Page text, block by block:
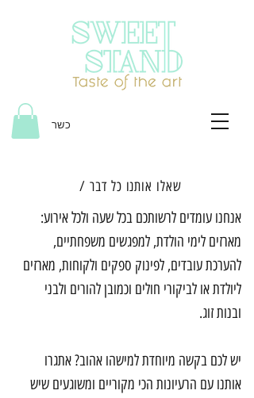
כשר
שאלו אותנו כל דבר /
אנחנו עומדים לרשותכם בכל שעה ולכל אירוע:
מארזים לימי הולדת, למפגשים משפחתיים,
להערכת עובדים, לפינוק ספקים ולקוחות, מארזים
ליולדת או לביקורי חולים וכמובן להורים ולבני
ובנות זוג.
יש לכם בקשה מיוחדת למישהו אהוב? אתגרו
אותנו עם הרעיונות הכי מקוריים ומשוגעים שיש